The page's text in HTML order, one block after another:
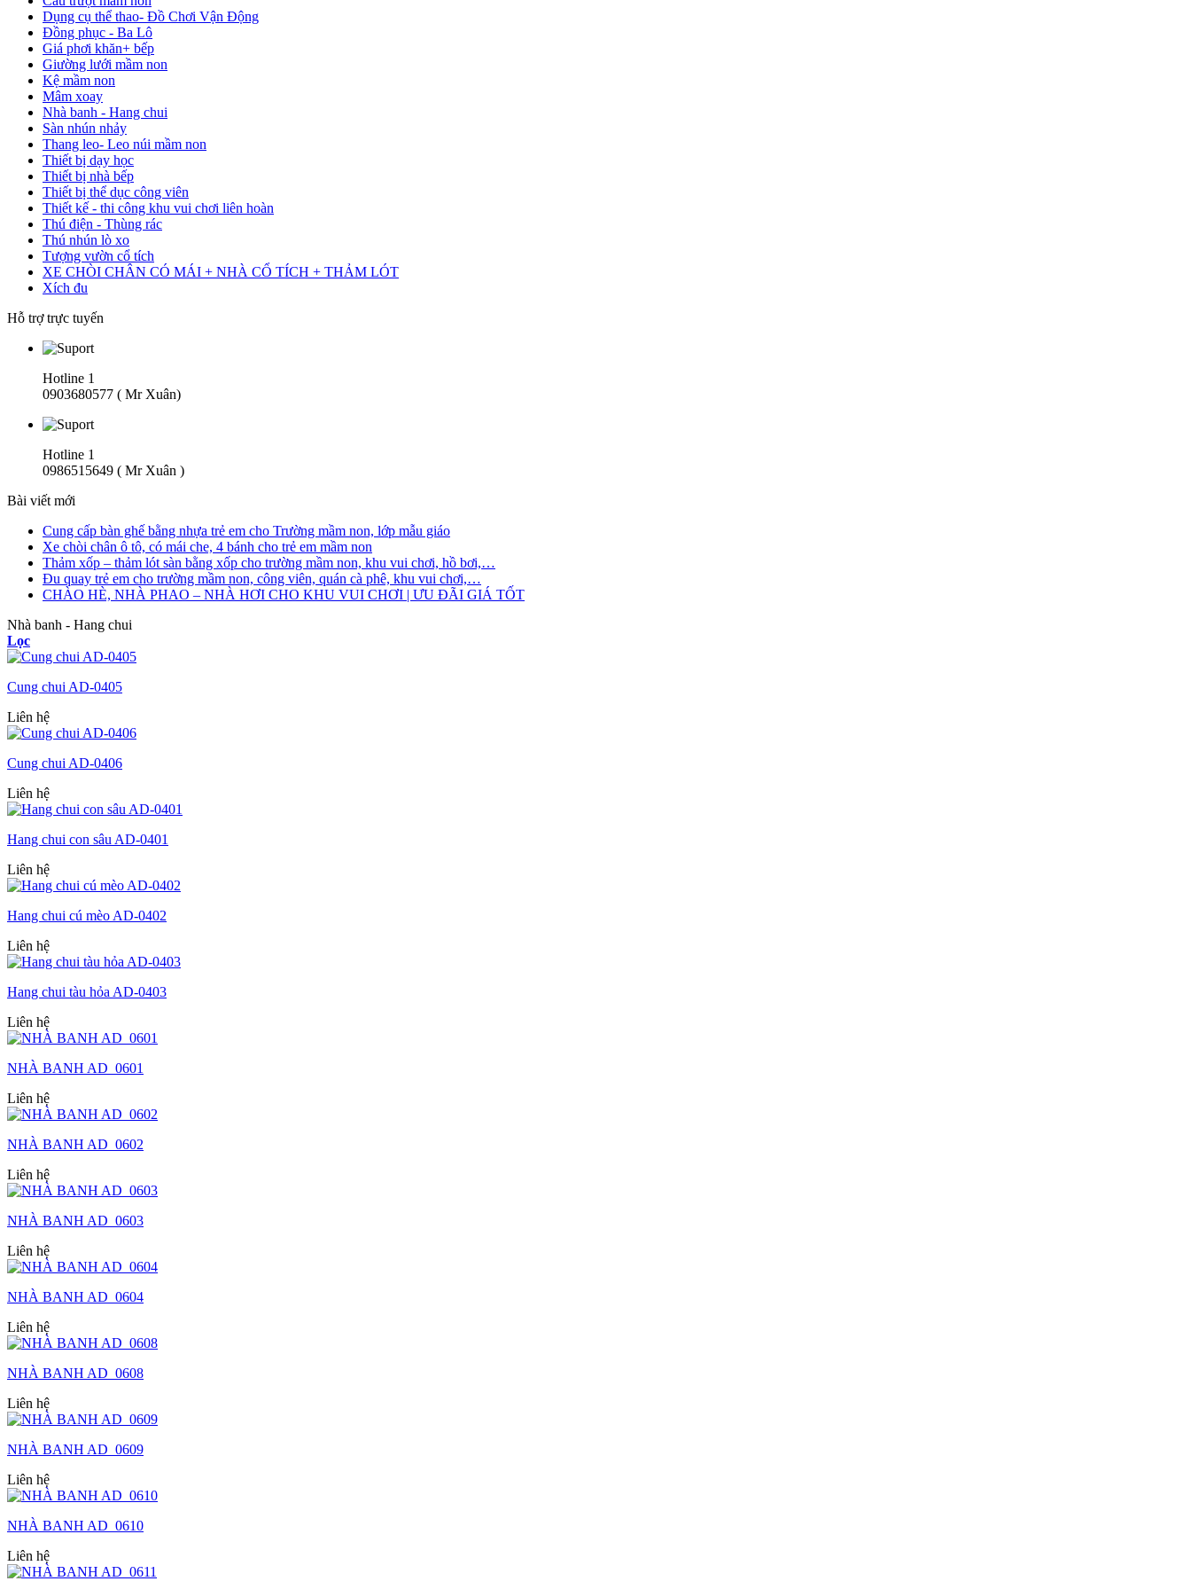
Dụng cụ thể thao- Đồ Chơi Vận Động
Đồng phục - Ba Lô
Giá phơi khăn+ bếp
Giường lưới mầm non
Kệ mầm non
Mâm xoay
Nhà banh - Hang chui
Sàn nhún nhảy
Thang leo- Leo núi mầm non
Thiết bị dạy học
Thiết bị nhà bếp
Thiết bị thể dục công viên
Thiết kế - thi công khu vui chơi liên hoàn
Thú điện - Thùng rác
Thú nhún lò xo
Tượng vườn cổ tích
XE CHÒI CHÂN CÓ MÁI + NHÀ CỔ TÍCH + THẢM LÓT
Xích đu
Hỗ trợ trực tuyến
Hotline 1
0903680577 ( Mr Xuân)
Hotline 1
0986515649 ( Mr Xuân )
Bài viết mới
Cung cấp bàn ghế bằng nhựa trẻ em cho Trường mầm non, lớp mẫu giáo
Xe chòi chân ô tô, có mái che, 4 bánh cho trẻ em mầm non
Thảm xốp – thảm lót sàn bằng xốp cho trường mầm non, khu vui chơi, hồ bơi,…
Đu quay trẻ em cho trường mầm non, công viên, quán cà phê, khu vui chơi,…
CHÀO HÈ, NHÀ PHAO – NHÀ HƠI CHO KHU VUI CHƠI | ƯU ĐÃI GIÁ TỐT
Nhà banh - Hang chui
Lọc
Cung chui AD-0405
Liên hệ
Cung chui AD-0406
Liên hệ
Hang chui con sâu AD-0401
Liên hệ
Hang chui cú mèo AD-0402
Liên hệ
Hang chui tàu hỏa AD-0403
Liên hệ
NHÀ BANH AD_0601
Liên hệ
NHÀ BANH AD_0602
Liên hệ
NHÀ BANH AD_0603
Liên hệ
NHÀ BANH AD_0604
Liên hệ
NHÀ BANH AD_0608
Liên hệ
NHÀ BANH AD_0609
Liên hệ
NHÀ BANH AD_0610
Liên hệ